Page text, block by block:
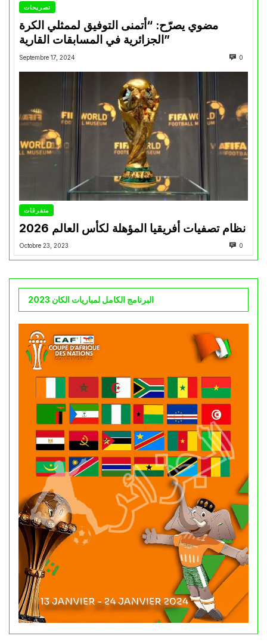
تصريحات
مضوي يصرّح: “أتمنى التوفيق لممثلي الكرة
الجزائرية في المسابقات القارية”
Septembre 17, 2024 0
متفرقات
نظام تصفيات أفريقيا المؤهلة لكأس العالم 2026
Octobre 23, 2023 0
البرنامج الكامل لمباريات الكان 2023